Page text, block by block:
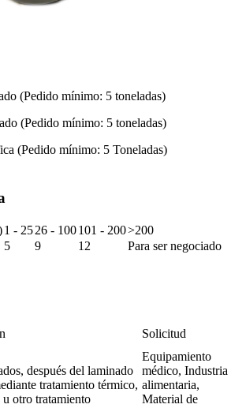
(Pedido mínimo: 5 toneladas)
(Pedido mínimo: 5 toneladas)
(Pedido mínimo: 5 Toneladas)
1 - 2526 - 100101 - 200>200
5 9 12 Para ser negociado
Solicitud
después del laminado
tratamiento térmico,
u otro tratamiento
Equipamiento
médico, Industria
alimentaria,
Material de